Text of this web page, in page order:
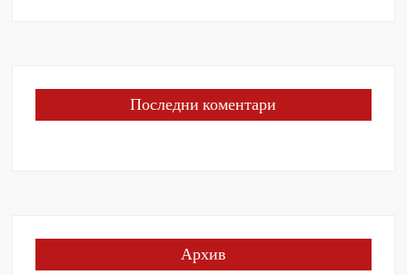
Последни коментари
Архив